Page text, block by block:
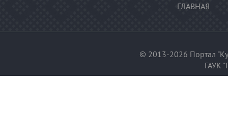
ГЛАВНАЯ
© 2013-2026 Портал
ГАУК